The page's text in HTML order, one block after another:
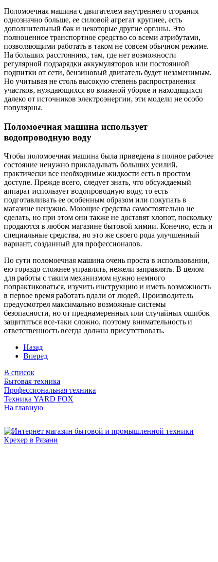
Поломоечная машина с двигателем внутреннего сгорания
однозначно больше, ее силовой агрегат крупнее, есть
дополнительный бак и некоторые другие органы. Это
полноценное транспортное средство со всеми атрибутами,
позволяющими работать в таком не совсем обычном режиме.
На больших расстояниях, там, где нет возможности
регулярной подзарядки аккумуляторов или постоянной
подпитки от сети, бензиновый двигатель будет незаменимым.
Но учитывая не столь высокую степень распространения
участков, нуждающихся во влажной уборке и находящихся
далеко от источников электроэнергии, эти модели не особо
популярны.
Поломоечная машина использует
водопроводную воду
Чтобы поломоечная машина была приведена в полное рабочее
состояние ненужно прикладывать больших усилий,
практически все необходимые жидкости есть в простом
доступе. Прежде всего, следует знать, что обсуждаемый
аппарат использует водопроводную воду, то есть
подготавливать ее особенным образом или покупать в
магазине ненужно. Моющие средства самостоятельно не
сделать, но при этом они также не доставят хлопот, поскольку
продаются в любом магазине бытовой химии. Конечно, есть и
специальные средства, но это же своего рода улучшенный
вариант, созданный для профессионалов.
По сути поломоечная машина очень проста в использовании,
ею гораздо сложнее управлять, нежели заправлять. В целом
для работы с таким механизмом нужно немного
попрактиковаться, изучить инструкцию и иметь возможность
в первое время работать вдали от людей. Производитель
предусмотрел максимально возможные системы
безопасности, но от преднамеренных или случайных ошибок
защититься все-таки сложно, поэтому внимательность и
ответственность всегда должна присутствовать.
Назад
Вперед
В список
Бытовая техника
Профессиональная техника
Техника YARD FOX
На главную